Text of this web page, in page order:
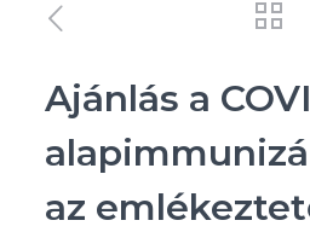
Ajánlás a
az